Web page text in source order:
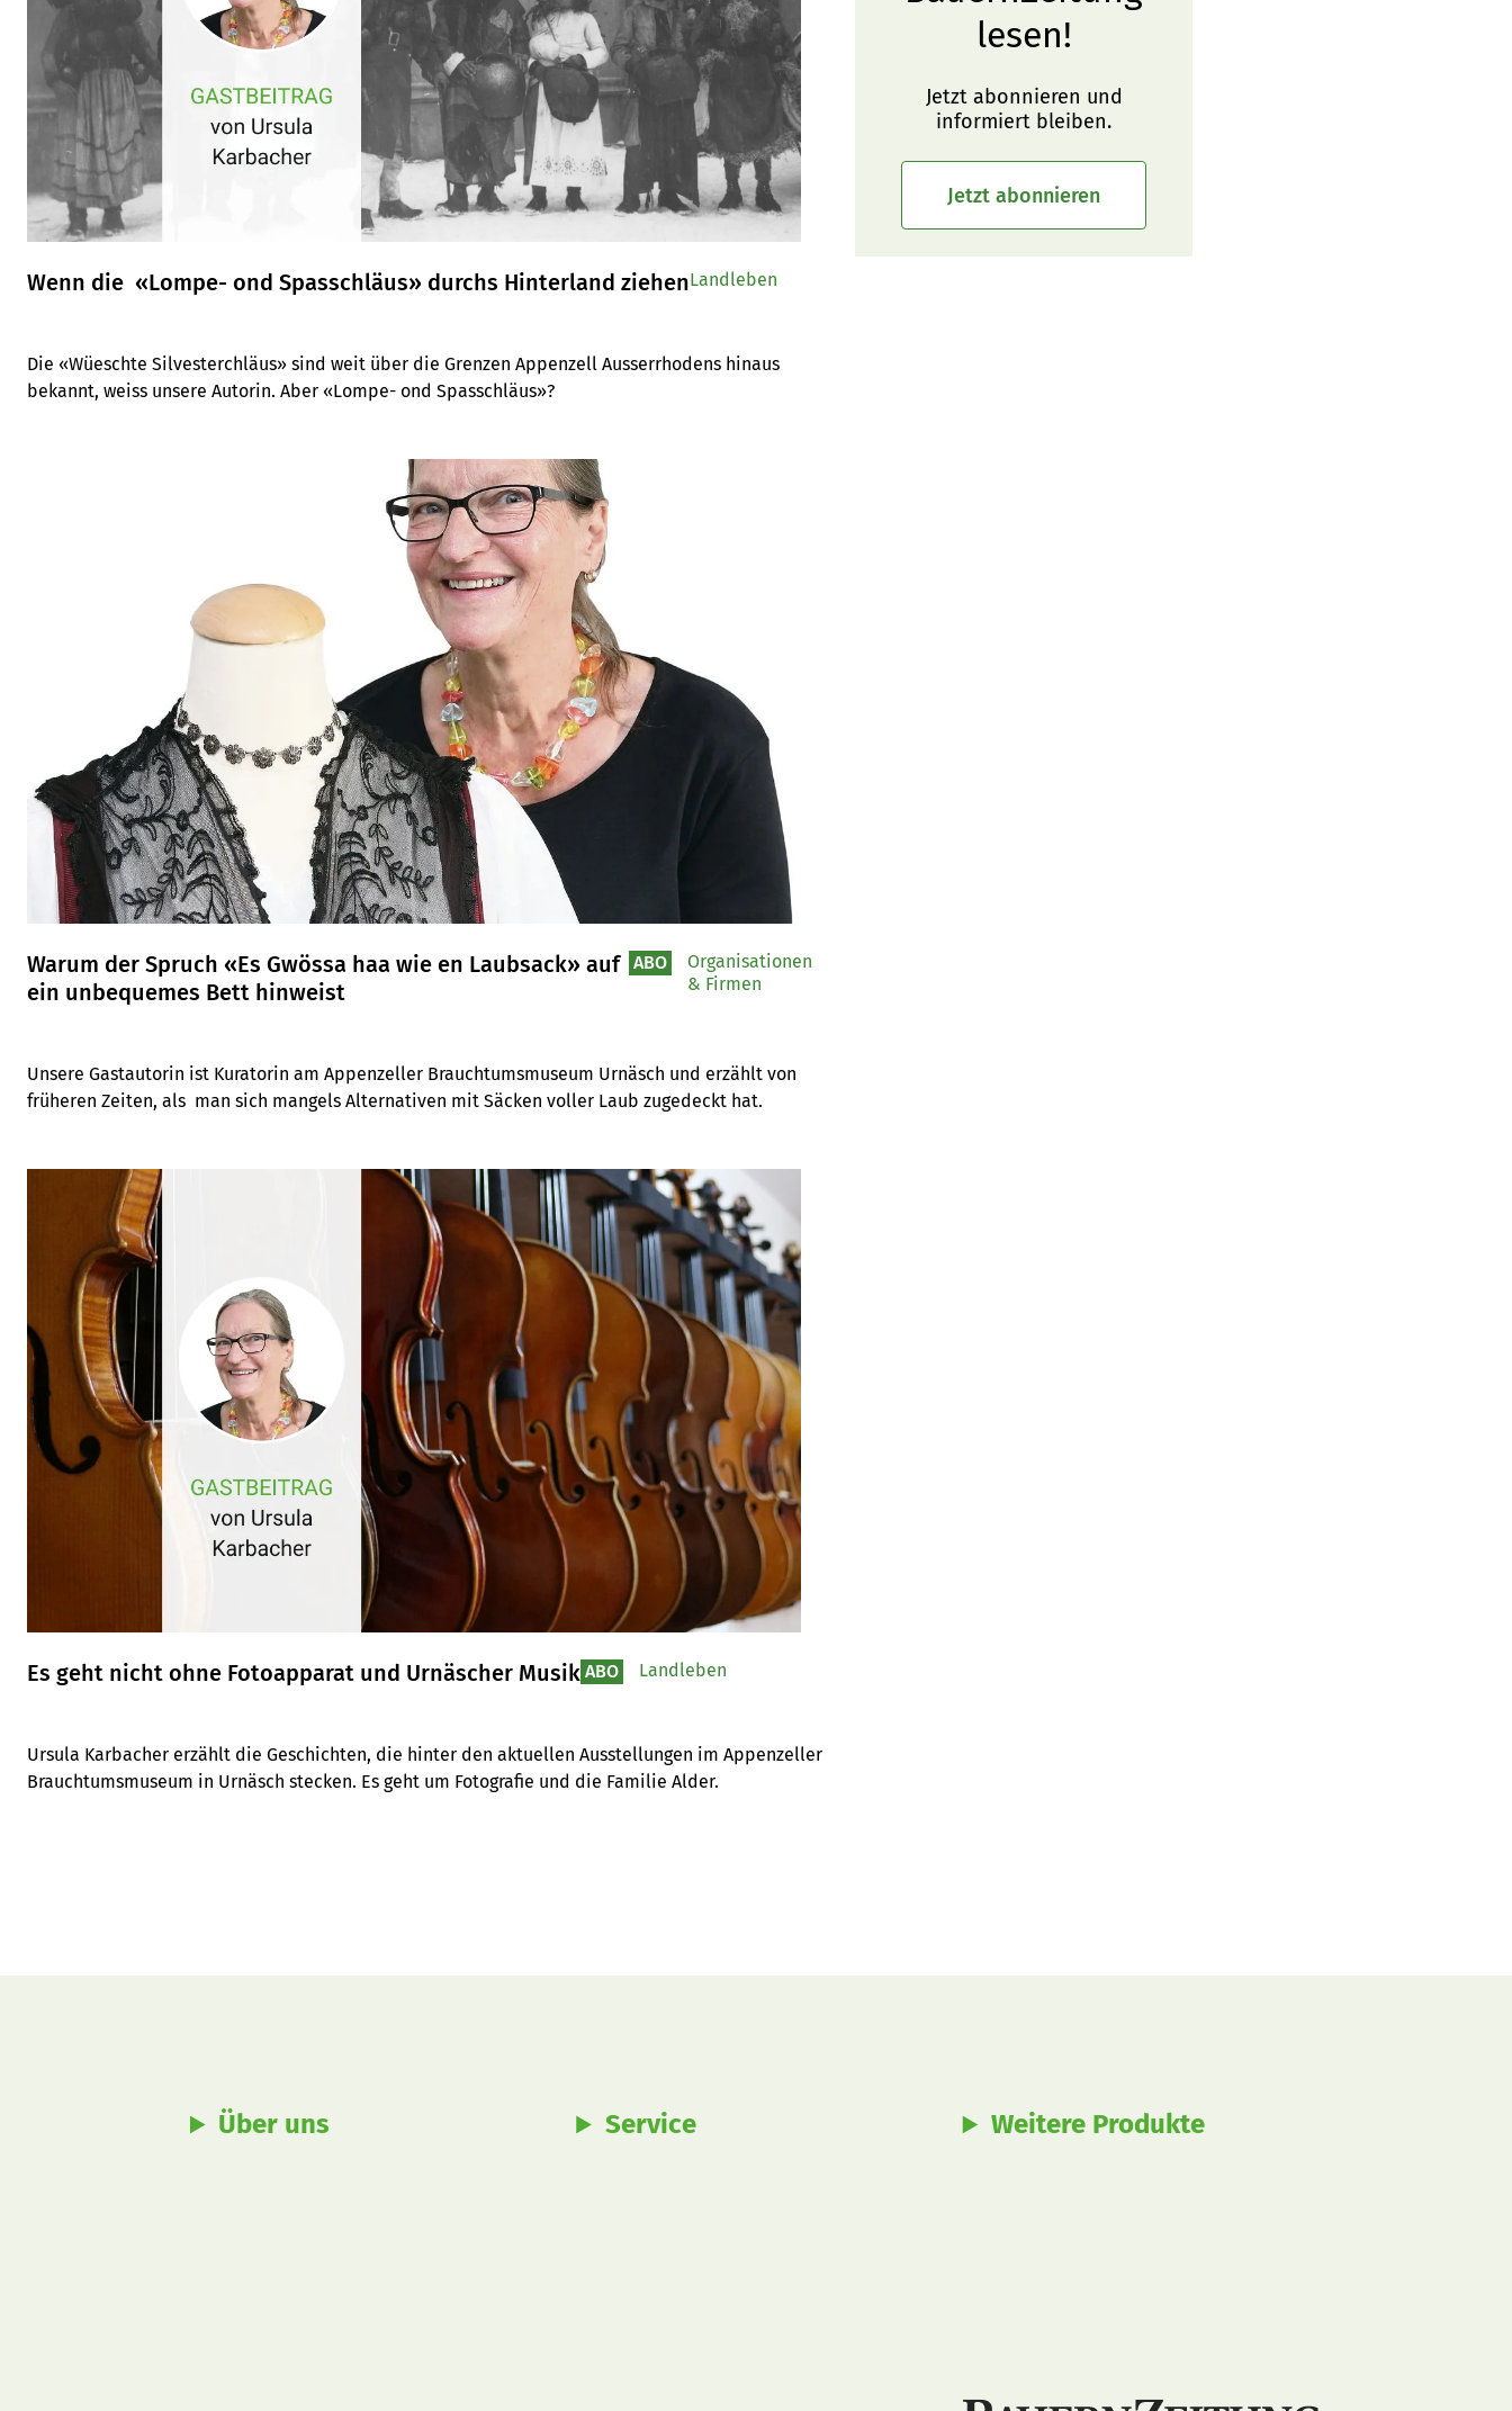
Wenn die «Lompe- ond Spasschläus» durchs Hinterland ziehen
Die «Wüeschte Silvester­chläus» sind weit über die Grenzen Appenzell Ausserrhodens hinaus
bekannt, weiss unsere Autorin. Aber «Lompe- ond Spasschläus»?
Landleben
Warum der Spruch «Es Gwössa haa wie en Laubsack» auf
ein unbequemes Bett hinweist
Unsere Gastautorin ist Kuratorin am Appenzeller Brauchtumsmuseum Urnäsch und erzählt von
früheren Zeiten, als  man sich mangels Alternativen mit Säcken voller Laub zugedeckt hat.
ABO
Organisationen
& Firmen
Es geht nicht ohne Fotoapparat und Urnäscher Musik
Ursula Karbacher erzählt die Geschichten, die hinter den aktuellen Ausstellungen im Appenzeller
Brauchtumsmuseum in Urnäsch stecken. Es geht um Fotografie und die Familie Alder.
ABO Landleben
lesen!
Jetzt abonnieren und
informiert bleiben.
Jetzt abonnieren
Über uns Service Weitere Produkte